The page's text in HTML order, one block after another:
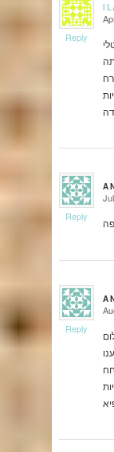
says:
Reply
says:
Reply
says:
Reply